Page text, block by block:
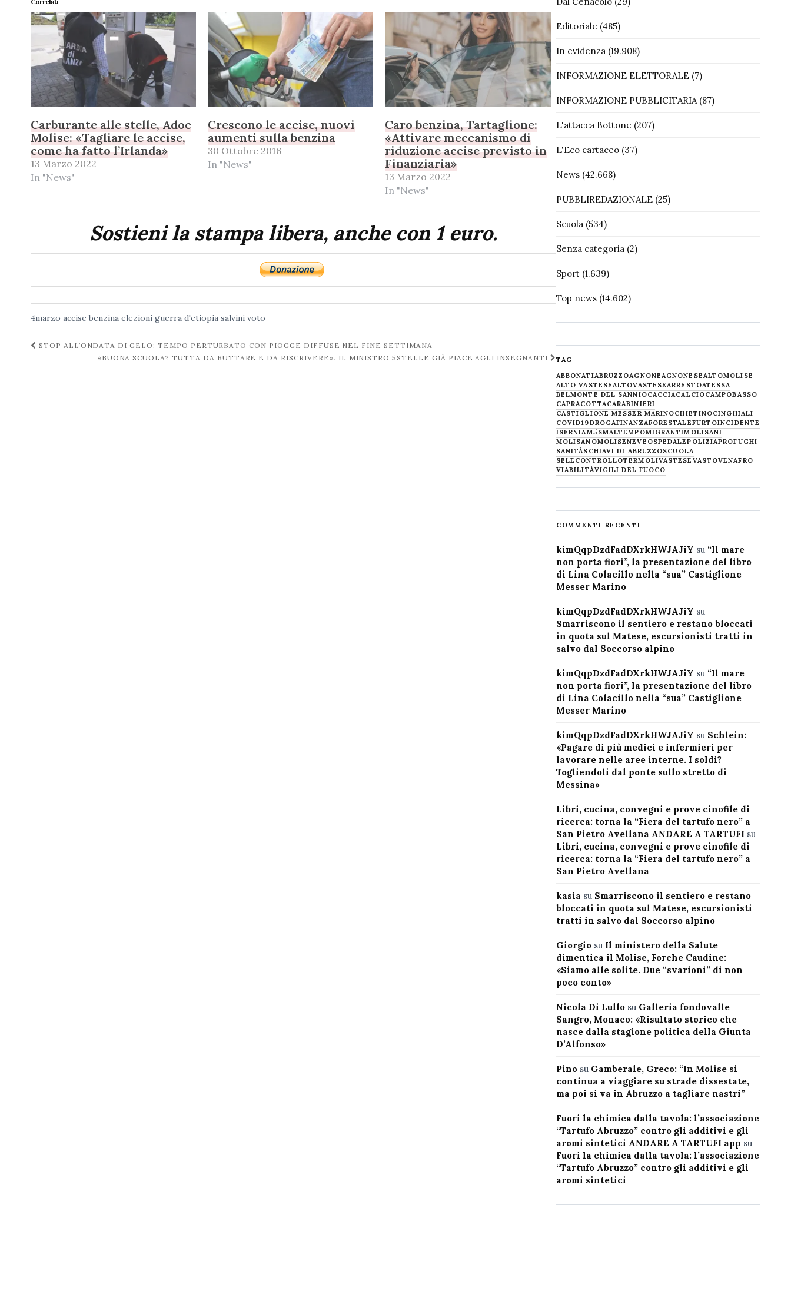
Carburante alle stelle, Adoc
Molise: «Tagliare le accise,
come ha fatto l’Irlanda»
13 Marzo 2022
In "News"
Crescono le accise, nuovi
aumenti sulla benzina
30 Ottobre 2016
In "News"
Caro benzina, Tartaglione:
«Attivare meccanismo di
riduzione accise previsto in
Finanziaria»
13 Marzo 2022
In "News"
Sostieni la stampa libera, anche con 1 euro.
4marzo accise benzina elezioni guerra d'etiopia salvini voto
Navigazione
STOP ALL’ONDATA DI GELO: TEMPO PERTURBATO CON PIOGGE DIFFUSE NEL FINE SETTIMANA
«BUONA SCUOLA? TUTTA DA BUTTARE E DA RISCRIVERE». IL MINISTRO 5STELLE GIÀ PIACE AGLI INSEGNANTI
Editoriale (485)
In evidenza(19.908)
INFORMAZIONE ELETTORALE(7)
INFORMAZIONE PUBBLICITARIA(87)
L'attacca Bottone (207)
L'Eco cartaceo(37)
News(42.668)
PUBBLIREDAZIONALE(25)
Scuola(534)
Senza categoria(2)
Sport(1.639)
Top news(14.602)
TAG
ABBONATIABRUZZOAGNONEAGNONESEALTOMOLISE
ALTO VASTESEALTOVASTESEARRESTOATESSA
BELMONTE DEL SANNIOCACCIACALCIOCAMPOBASSO
CAPRACOTTACARABINIERI
CASTIGLIONE MESSER MARINOCHIETINOCINGHIALI
COVID19DROGAFINANZAFORESTALEFURTOINCIDENTE
ISERNIAM5SMALTEMPOMIGRANTIMOLISANI
MOLISANOMOLISENEVE OSPEDALEPOLIZIAPROFUGHI
SANITÀSCHIAVI DI ABRUZZOSCUOLA
SELECONTROLLOTERMOLIVASTESE VASTOVENAFRO
VIABILITÀVIGILI DEL FUOCO
COMMENTI RECENTI
kimQqpDzdFadDXrkHWJAJiY su “Il mare
non porta fiori”, la presentazione del libro
di Lina Colacillo nella “sua” Castiglione
Messer Marino
kimQqpDzdFadDXrkHWJAJiY su
Smarriscono il sentiero e restano bloccati
in quota sul Matese, escursionisti tratti in
salvo dal Soccorso alpino
kimQqpDzdFadDXrkHWJAJiY su “Il mare
non porta fiori”, la presentazione del libro
di Lina Colacillo nella “sua” Castiglione
Messer Marino
kimQqpDzdFadDXrkHWJAJiY su Schlein:
«Pagare di più medici e infermieri per
lavorare nelle aree interne. I soldi?
Togliendoli dal ponte sullo stretto di
Messina»
Libri, cucina, convegni e prove cinofile di
ricerca: torna la “Fiera del tartufo nero” a
San Pietro Avellana ANDARE A TARTUFI su
Libri, cucina, convegni e prove cinofile di
ricerca: torna la “Fiera del tartufo nero” a
San Pietro Avellana
kasia su Smarriscono il sentiero e restano
bloccati in quota sul Matese, escursionisti
tratti in salvo dal Soccorso alpino
Giorgiosu Il ministero della Salute
dimentica il Molise, Forche Caudine:
«Siamo alle solite. Due “svarioni” di non
poco conto»
Nicola Di Lullosu Galleria fondovalle
Sangro, Monaco: «Risultato storico che
nasce dalla stagione politica della Giunta
D’Alfonso»
Pinosu Gamberale, Greco: “In Molise si
continua a viaggiare su strade dissestate,
ma poi si va in Abruzzo a tagliare nastri”
Fuori la chimica dalla tavola: l’associazione
“Tartufo Abruzzo” contro gli additivi e gli
aromi sintetici ANDARE A TARTUFI app su
Fuori la chimica dalla tavola: l’associazione
“Tartufo Abruzzo” contro gli additivi e gli
aromi sintetici